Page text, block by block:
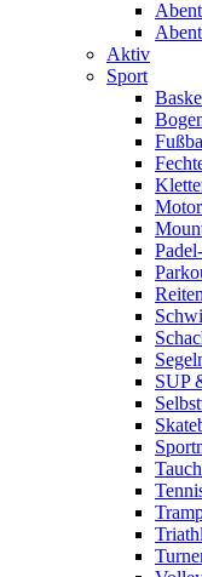
Aktiv
Sport
Reiten
SUP